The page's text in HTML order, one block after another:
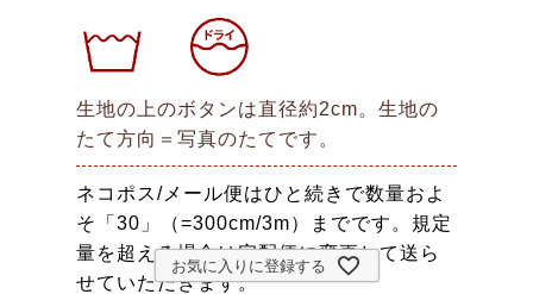
生地の上のボタンは直径約2cm。生地の
たて方向＝写真のたてです。
ネコポス/メール便はひと続きで数量およ
そ「30」（=300cm/3m）までです。規定
量を超える場合は宅配便に変更して送ら
せていただきます。
お気に入りに登録する